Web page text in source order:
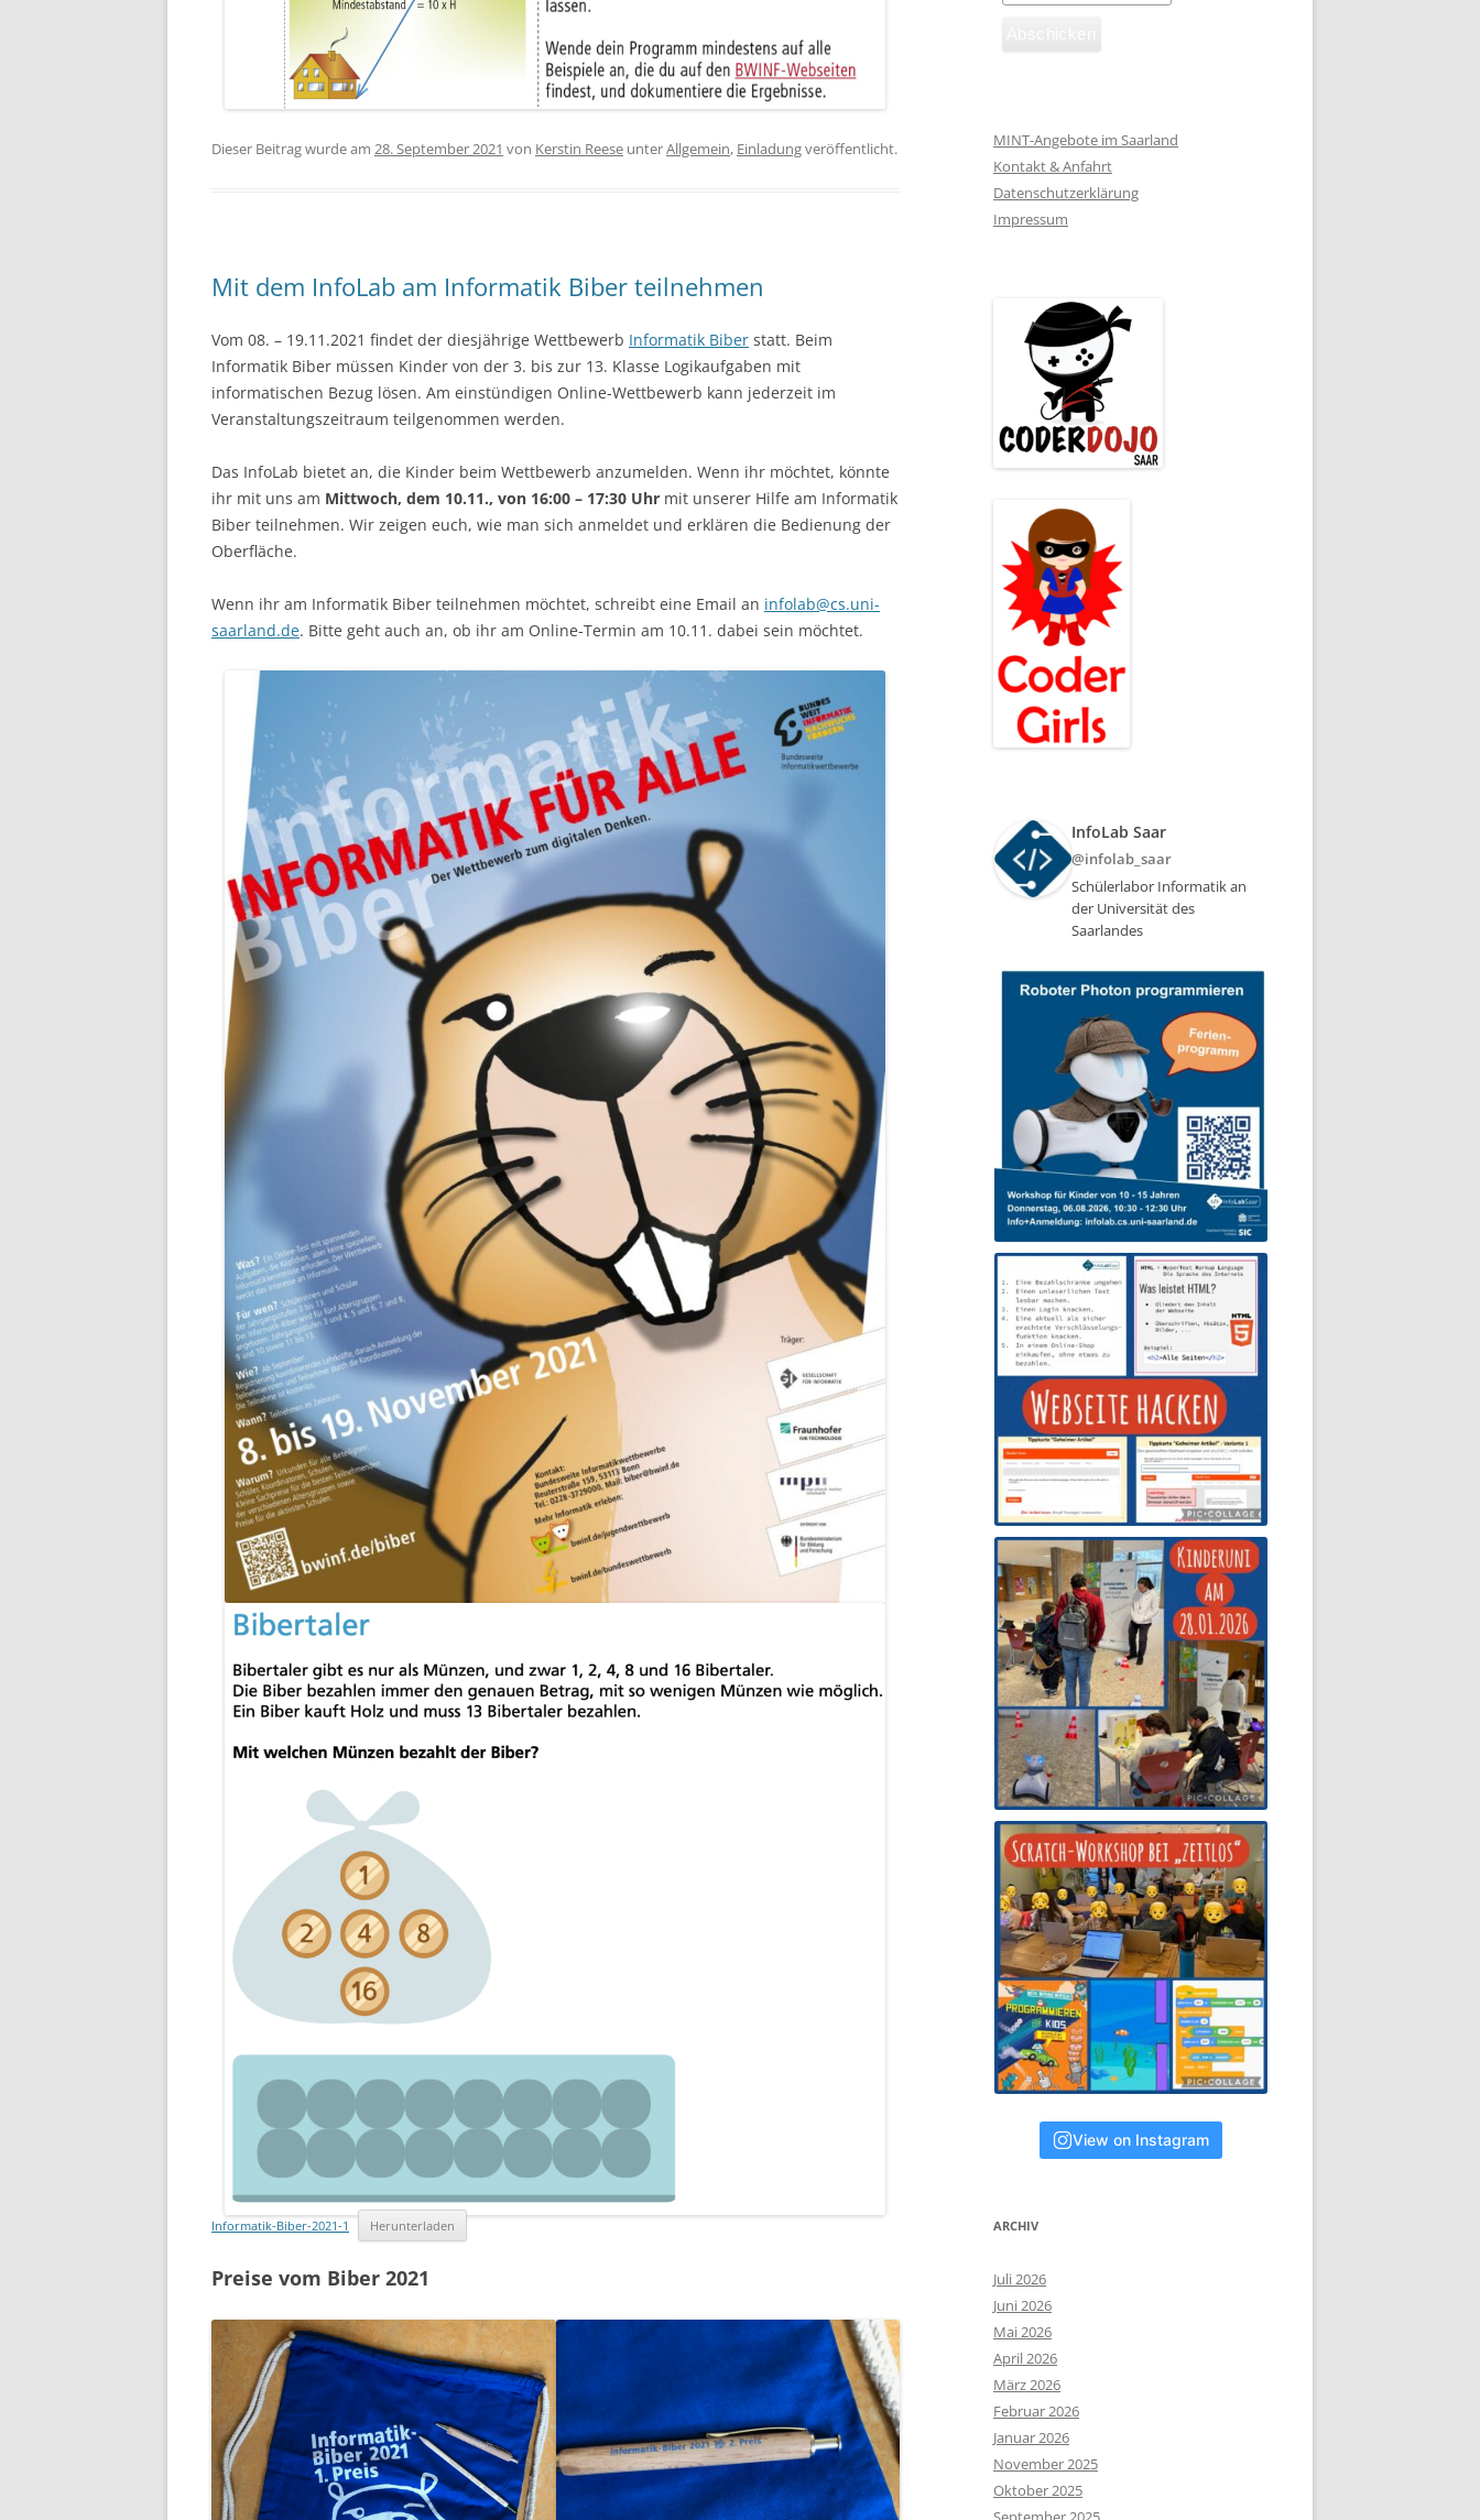
Dieser Beitrag wurde am 28. September 2021 von Kerstin Reese unterAllgemein, Einladungveröffentlicht.
Mit dem InfoLab am Informatik Biber teilnehmen
Vom 08. – 19.11.2021 findet der diesjährige Wettbewerb Informatik Biber statt. Beim
Informatik Biber müssen Kinder von der 3. bis zur 13. Klasse Logikaufgaben mit
informatischen Bezug lösen. Am einstündigen Online-Wettbewerb kann jederzeit im
Veranstaltungszeitraum teilgenommen werden.
Das InfoLab bietet an, die Kinder beim Wettbewerb anzumelden. Wenn ihr möchtet, könnte
ihr mit uns am Mittwoch, dem 10.11., von 16:00 – 17:30 Uhr mit unserer Hilfe am Informatik
Biber teilnehmen. Wir zeigen euch, wie man sich anmeldet und erklären die Bedienung der
Oberfläche.
Wenn ihr am Informatik Biber teilnehmen möchtet, schreibt eine Email an infolab@cs.uni-
saarland.de. Bitte geht auch an, ob ihr am Online-Termin am 10.11. dabei sein möchtet.
Informatik-Biber-2021-1 Herunterladen
Preise vom Biber 2021
MINT-Angebote im Saarland
Kontakt & Anfahrt
Datenschutzerklärung
Impressum
InfoLab Saar
@infolab_saar
Schülerlabor Informatik an
der Universität des
Saarlandes
View on Instagram
ARCHIV
Juli 2026
Juni 2026
Mai 2026
April 2026
März 2026
Februar 2026
Januar 2026
November 2025
Oktober 2025